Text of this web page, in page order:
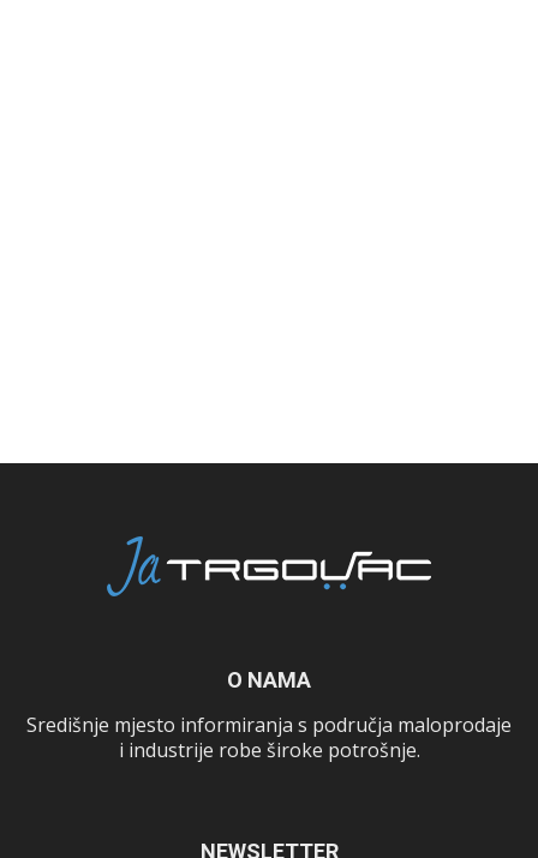
O NAMA
Središnje mjesto informiranja s područja maloprodaje
i industrije robe široke potrošnje.
NEWSLETTER